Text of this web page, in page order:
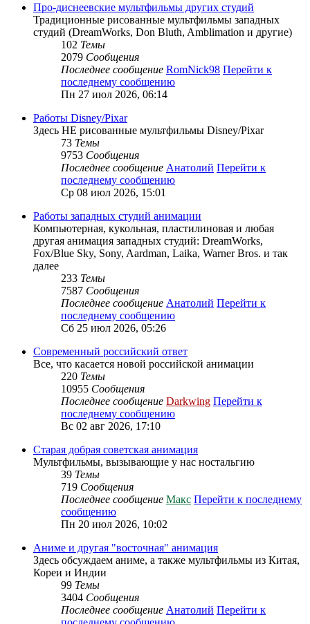
Про-диснеевские мультфильмы других студий
Традиционные рисованные мультфильмы западных
студий (DreamWorks, Don Bluth, Amblimation и другие)
102 Темы
2079 Сообщения
Последнее сообщение RomNick98 Перейти к
последнему сообщению
Пн 27 июл 2026, 06:14
Работы Disney/Pixar
Здесь НЕ рисованные мультфильмы Disney/Pixar
73 Темы
9753 Сообщения
Последнее сообщение Анатолий Перейти к
последнему сообщению
Ср 08 июл 2026, 15:01
Работы западных студий анимации
Компьютерная, кукольная, пластилиновая и любая
другая анимация западных студий: DreamWorks,
Fox/Blue Sky, Sony, Aardman, Laika, Warner Bros. и так
далее
233 Темы
7587 Сообщения
Последнее сообщение Анатолий Перейти к
последнему сообщению
Сб 25 июл 2026, 05:26
Современный российский ответ
Все, что касается новой российской анимации
220 Темы
10955 Сообщения
Последнее сообщение Darkwing Перейти к
последнему сообщению
Вс 02 авг 2026, 17:10
Старая добрая советская анимация
Мультфильмы, вызывающие у нас ностальгию
39 Темы
719 Сообщения
Последнее сообщение Макс Перейти к последнему
сообщению
Пн 20 июл 2026, 10:02
Аниме и другая "восточная" анимация
Здесь обсуждаем аниме, а также мультфильмы из Китая,
Кореи и Индии
99 Темы
3404 Сообщения
Последнее сообщение Анатолий Перейти к